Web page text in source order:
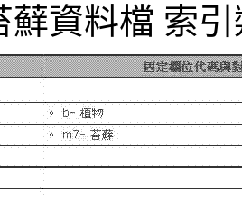
資料檔 索引